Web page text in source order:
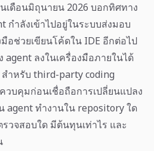
เดือนมิถุนายน 2026 บอกทิศทาง
กำลังเข้าไปอยู่ในระบบส่งมอบ
อช่วยเขียนโค้ดใน IDE อีกต่อไป
agent ลงในเครื่องมือภายในได้
ำหรับ third-party coding
บคุมก่อนเชื่อถือการเปลี่ยนแปลง
agent ทำงานใน repository ใด
วจสอบใด มีต้นทุนเท่าไร และ